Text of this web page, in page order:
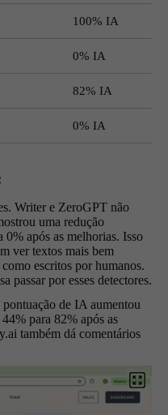
100% IA
0% IA
82% IA
0% IA
Writer e ZeroGPT não
uma redução
após as melhorias. Isso
ver textos mais bem
escritos por humanos.
passar por esses detectores.
de IA aumentou
para 82% após as
também dá comentários